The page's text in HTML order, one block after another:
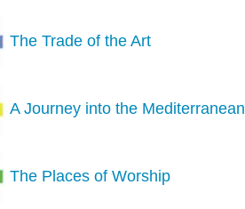
The Trade of the Art
A Journey into the Mediterranean
The Places of Worship